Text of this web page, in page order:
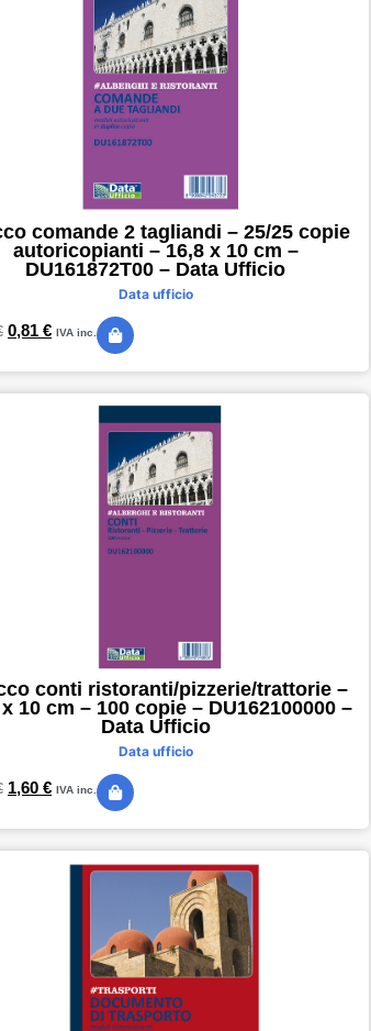
comande 2 tagliandi – 25/25 copie
autoricopianti – 16,8 x 10 cm –
DU161872T00 – Data Ufficio
Data ufficio
0,81 € IVA inc.
conti ristoranti/pizzerie/trattorie –
10 cm – 100 copie – DU162100000 –
Data Ufficio
Data ufficio
1,60 € IVA inc.